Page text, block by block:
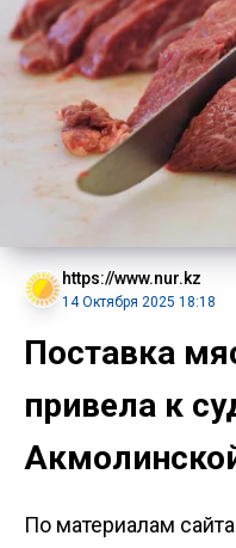
https://www.nur.kz
14 Октября 2025 18:18
Поставка
привела к
По материалам